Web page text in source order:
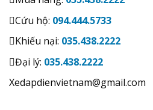
Cứu hộ: 094.444.5733
Khiếu nại: 035.438.2222
Đại lý: 035.438.2222
Xedapdienvietnam@gmail.com